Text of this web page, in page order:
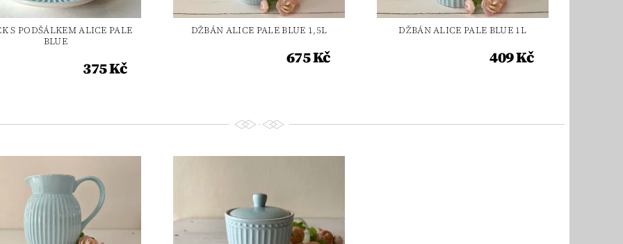
S PODŠÁLKEM ALICE PALE
BLUE
375 Kč
DŽBÁN ALICE PALE BLUE 1,5L
675 Kč
DŽBÁN ALICE PALE BLUE 1L
409 Kč